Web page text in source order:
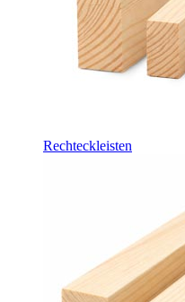
Rechteckleisten